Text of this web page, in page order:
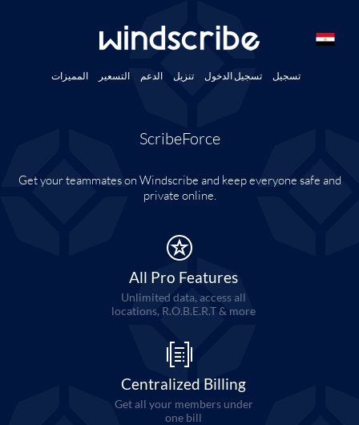
المميزات التسعير الدعم تنزيل تسجيل الدخول تسجيل
ScribeForce
Get your teammates on Windscribe and keep everyone safe and
private online.
All Pro Features
Unlimited data, access all
locations, R.O.B.E.R.T & more
Centralized Billing
Get all your members under
one bill